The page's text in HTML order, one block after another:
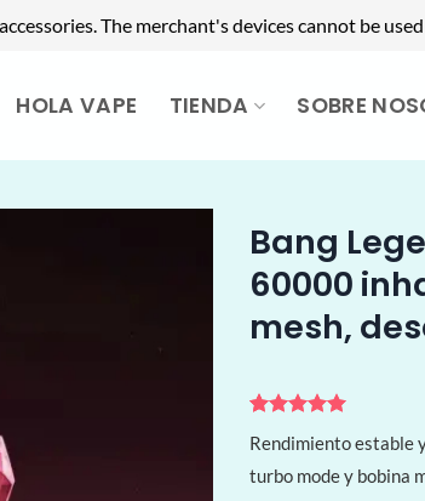
The merchant's devices cannot be
HOLA VAPE TIENDA SOBRE
Bang
60000
mesh,
con5de 5
en base a
valoración
Rendimiento estable
turbo mode y bobina